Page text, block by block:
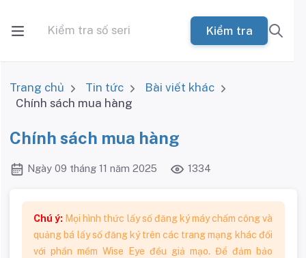
Kiểm tra
Trang chủ Tin tức
Bài viết khác
Chính sách mua hàng
Chính sách mua hàng
Ngày 09 tháng 11 năm 2025 1334
Chú ý: Mọi hình thức lấy số đăng ký máy chấm công và
quảng bá lấy số đăng ký trên các trang mạng khác đối
với phần mềm Wise Eye đều giả mạo. Để đảm bảo